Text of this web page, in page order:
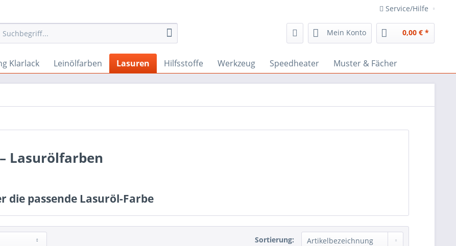
Service/Hilfe
Mein Konto 0,00 € *
Klarlack Leinölfarben Lasuren Hilfsstoffe Werkzeug Speedheater Muster & Fächer
Lasurölfarben
die passende Lasuröl-Farbe
Sortierung: